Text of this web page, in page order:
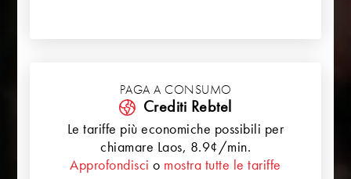
PAGA A CONSUMO
Crediti Rebtel
Le tariffe più economiche possibili per
chiamare Laos, 8.9¢/min.
Approfondisci o mostra tutte le tariffe